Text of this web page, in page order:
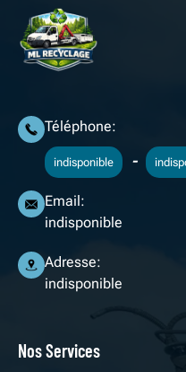
Téléphone:
indisponible -
Email:
indisponible
Adresse:
indisponible
Nos Services